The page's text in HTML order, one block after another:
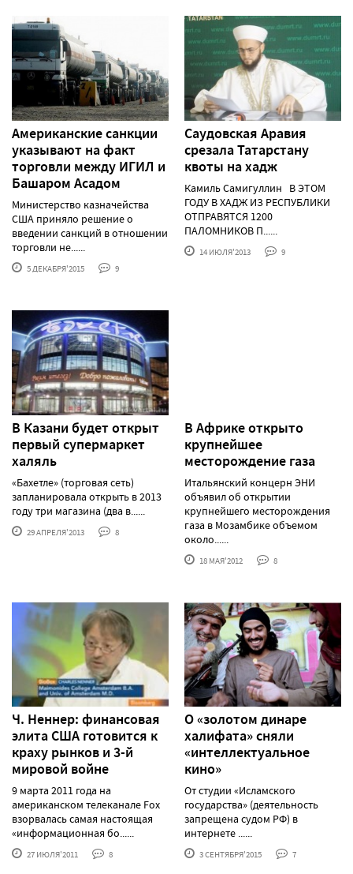
Американские санкции
указывают на факт
торговли между ИГИЛ и
Башаром Асадом
Министерство казначейства
США приняло решение о
введении санкций в отношении
торговли не......
5 ДЕКАБРЯ'2015 9
Саудовская Аравия
срезала Татарстану
квоты на хадж
Камиль Самигуллин В ЭТОМ
ГОДУ В ХАДЖ ИЗ РЕСПУБЛИКИ
ОТПРАВЯТСЯ 1200
ПАЛОМНИКОВ П......
14 ИЮЛЯ'2013 9
В Казани будет открыт
первый супермаркет
халяль
«Бахетле» (торговая сеть)
запланировала открыть в 2013
году три магазина (два в......
29 АПРЕЛЯ'2013 8
В Африке открыто
крупнейшее
месторождение газа
Итальянский концерн ЭНИ
объявил об открытии
крупнейшего месторождения
газа в Мозамбике объемом
около......
18 МАЯ'2012 8
Ч. Неннер: финансовая
элита США готовится к
краху рынков и 3-й
мировой войне
9 марта 2011 года на
американском телеканале Fox
взорвалась самая настоящая
«информационная бо......
27 ИЮЛЯ'2011 8
О «золотом динаре
халифата» сняли
«интеллектуальное
кино»
От студии «Исламского
государства» (деятельность
запрещена судом РФ) в
интернете ......
3 СЕНТЯБРЯ'2015 7